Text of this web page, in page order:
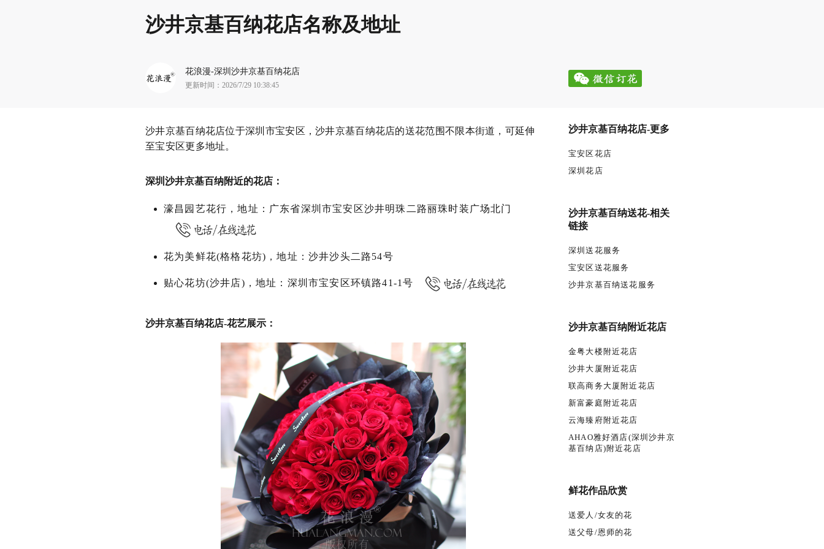
沙井京基百纳花店名称及地址
花浪漫-深圳沙井京基百纳花店
更新时间： 2026/7/29 10:38:45
沙井京基百纳花店位于深圳市宝安区，沙井京基百纳花店的送花范围不限本街道，可延伸
至宝安区更多地址。
深圳沙井京基百纳附近的花店：
濠昌园艺花行，地址：广东省深圳市宝安区沙井明珠二路丽珠时装广场北门
花为美鲜花(格格花坊)，地址：沙井沙头二路54号
贴心花坊(沙井店)，地址：深圳市宝安区环镇路41-1号
沙井京基百纳花店-花艺展示：
沙井京基百纳花店-更多
宝安区花店
深圳花店
沙井京基百纳送花-相关
链接
深圳送花服务
宝安区送花服务
沙井京基百纳送花服务
沙井京基百纳附近花店
金粤大楼附近花店
沙井大厦附近花店
联高商务大厦附近花店
新富豪庭附近花店
云海臻府附近花店
AHAO雅好酒店(深圳沙井京
基百纳店)附近花店
鲜花作品欣赏
送爱人/女友的花
送父母/恩师的花